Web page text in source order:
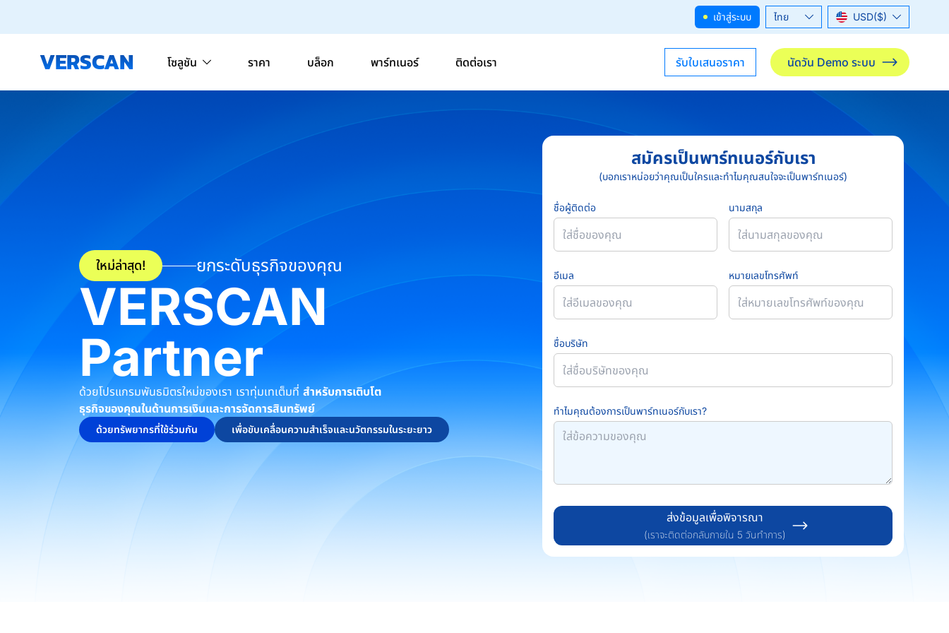
เข้าสู่ระบบ
ไทย
English
USD($)
THB(฿)
VERSCAN โซลูชัน ราคา บล็อก พาร์ทเนอร์ ติดต่อเรา รับใบเสนอราคา นัดวัน Demo ระบบ
ใหม่ล่าสุด! ยกระดับธุรกิจของคุณ
VERSCAN
Partner
ด้วยโปรแกรมพันธมิตรใหม่ของเรา เราทุ่มเทเต็มที่ สำหรับการเติบโต
ธุรกิจของคุณในด้านการเงินและการจัดการสินทรัพย์
ด้วยทรัพยากรที่ใช้ร่วมกัน เพื่อขับเคลื่อนความสำเร็จและนวัตกรรมในระยะยาว
สมัครเป็นพาร์ทเนอร์กับเรา
(บอกเราหน่อยว่าคุณเป็นใครและทำไมคุณสนใจจะเป็นพาร์ทเนอร์)
ชื่อผู้ติดต่อ นามสกุล
อีเมล หมายเลขโทรศัพท์
ชื่อบริษัท
ทำไมคุณต้องการเป็นพาร์ทเนอร์กับเรา?
ส่งข้อมูลเพื่อพิจารณา
(เราจะติดต่อกลับภายใน 5 วันทำการ)